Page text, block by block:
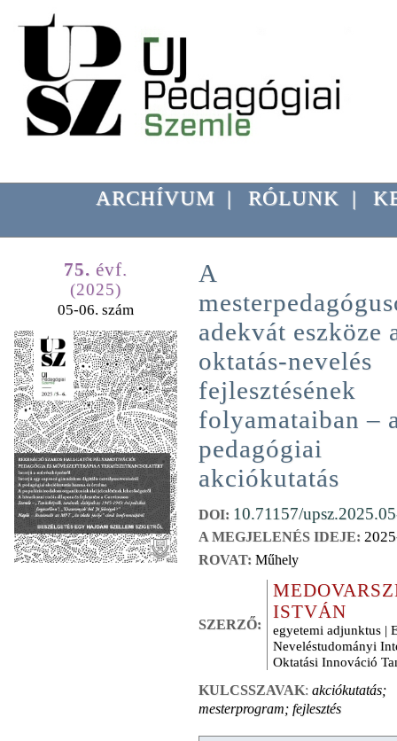
ARCHÍVUM | RÓLUNK |
75. évf.
(2025)
05-06. szám
A
adekvát eszköze
oktatás-nevelés
fejlesztésének
folyamataiban –
pedagógiai
akciókutatás
DOI: 10.71157/
A MEGJELENÉS IDEJE:
ROVAT: Műhely
SZERZŐ:
ISTVÁN
egyetemi adjunktus |
Neveléstudományi
Oktatási Innováció
KULCSSZAVAK: akciókutatás;
mesterprogram; fejlesztés